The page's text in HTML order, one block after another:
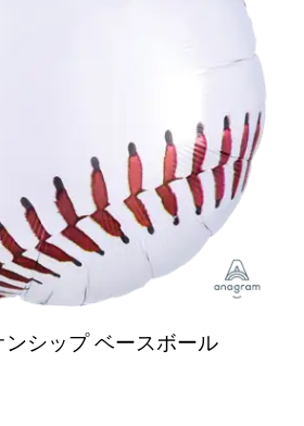
ンシップ ベースボール